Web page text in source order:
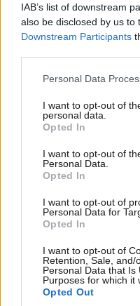
IAB’s list of downstream
also be disclosed by us to
Downstream Participants
Please note that this
not limited to your visit or
grant or deny consent to
use your data for below
consent section.
Personal Data
I want to opt-out of
personal data.
Opted In
I want to opt-out of
Personal Data.
Opted In
I want to opt-out of
Personal Data for
Opted In
I want to opt-out of
Retention, Sale, and/
Personal Data that Is
Purposes for which it
Opted Out
ανταγωνιστικά τα